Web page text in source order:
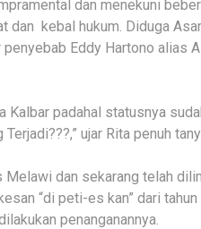
dan menekuni
dan kebal hukum. Diduga
Eddy Hartono alias
padahal statusnya
ujar Rita penuh
dan sekarang telah
“di peti-es kan” dari tahun
penanganannya.